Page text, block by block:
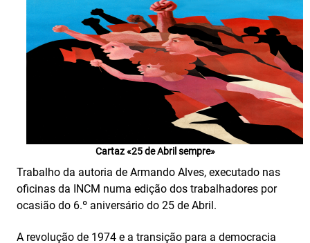
Cartaz «25 de Abril sempre»
Trabalho da autoria de Armando Alves, executado nas
oficinas da INCM numa edição dos trabalhadores por
ocasião do 6.º aniversário do 25 de Abril.
A revolução de 1974 e a transição para a democracia